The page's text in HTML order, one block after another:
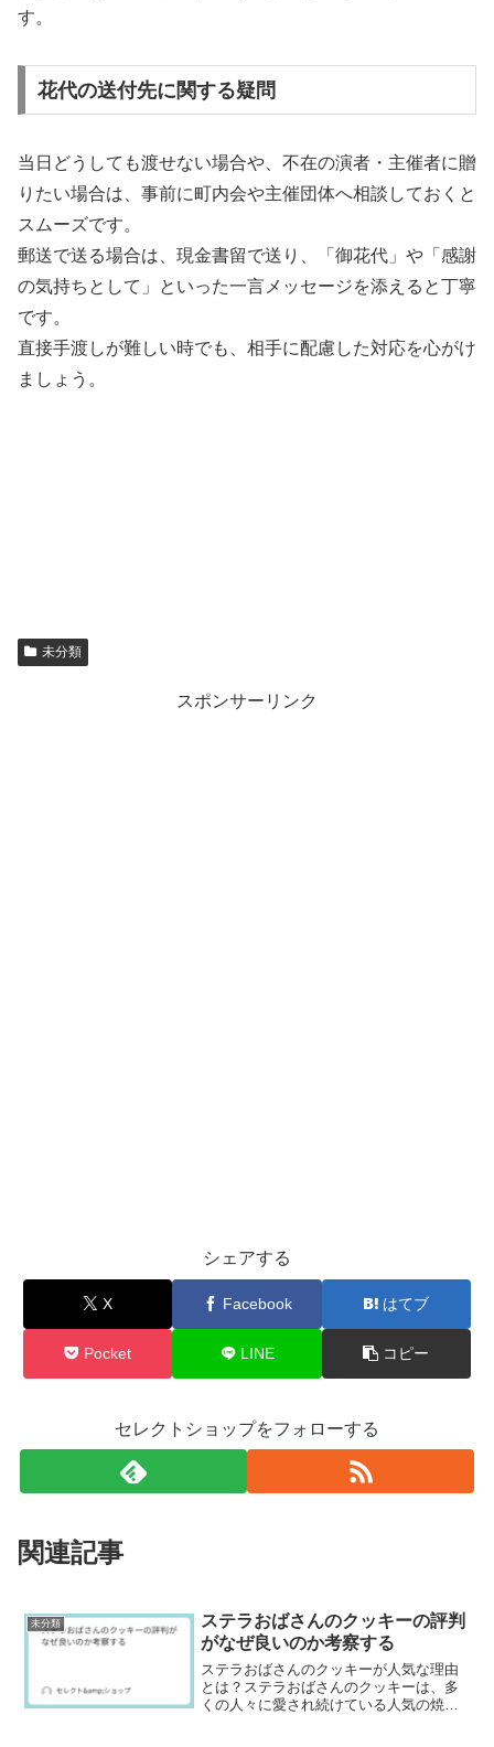
す。
花代の送付先に関する疑問
当日どうしても渡せない場合や、不在の演者・主催者に贈
りたい場合は、事前に町内会や主催団体へ相談しておくと
スムーズです。
郵送で送る場合は、現金書留で送り、「御花代」や「感謝
の気持ちとして」といった一言メッセージを添えると丁寧
です。
直接手渡しが難しい時でも、相手に配慮した対応を心がけ
ましょう。
未分類
スポンサーリンク
シェアする
X Facebook はてブ
Pocket LINE コピー
セレクトショップをフォローする
関連記事
未分類
ステラおばさんのクッキーの評判
がなぜ良いのか考察する
ステラおばさんのクッキーが人気な理由
とは？ステラおばさんのクッキーは、多
くの人々に愛され続けている人気の焼き